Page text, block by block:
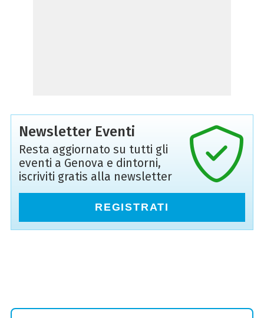
Newsletter Eventi
Resta aggiornato su tutti gli
eventi a Genova e dintorni,
iscriviti gratis alla newsletter
REGISTRATI